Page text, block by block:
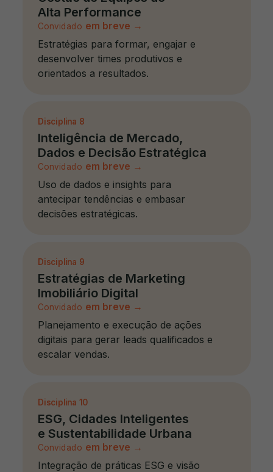
ESG, Cidades Inteligentes
e Sustentabilidade Urbana
Integração de práticas ESG e visão
Disciplina 10
Convidado em breve →
Alta Performance
Estratégias para formar, engajar e
desenvolver times produtivos e
orientados a resultados.
Convidado em breve →
Inteligência de Mercado,
Dados e Decisão Estratégica
Uso de dados e insights para
antecipar tendências e embasar
decisões estratégicas.
Disciplina 8
Convidado em breve →
Estratégias de Marketing
Imobiliário Digital
Planejamento e execução de ações
digitais para gerar leads qualificados e
escalar vendas.
Disciplina 9
Convidado em breve →